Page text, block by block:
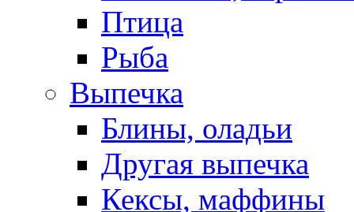
Птица
Рыба
Выпечка
Блины, оладьи
Другая выпечка
Кексы, маффины